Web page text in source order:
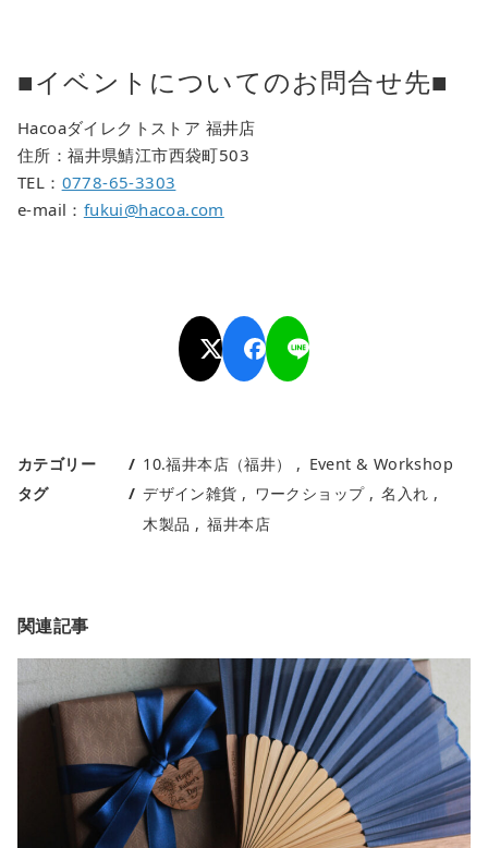
■イベントについてのお問合せ先■
Hacoaダイレクトストア 福井店
住所：福井県鯖江市西袋町503
TEL： 0778-65-3303
e-mail： fukui@hacoa.com
カテゴリー 10.福井本店（福井）
Event & Workshop
タグ
デザイン雑貨 ワークショップ
名入れ
木製品
福井本店
関連記事